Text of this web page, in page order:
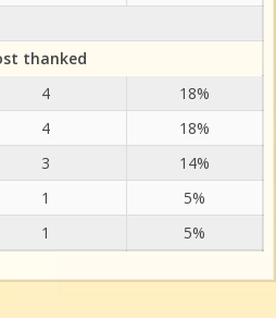
thanked
4
18%
4
18%
3
14%
1
5%
1 5%